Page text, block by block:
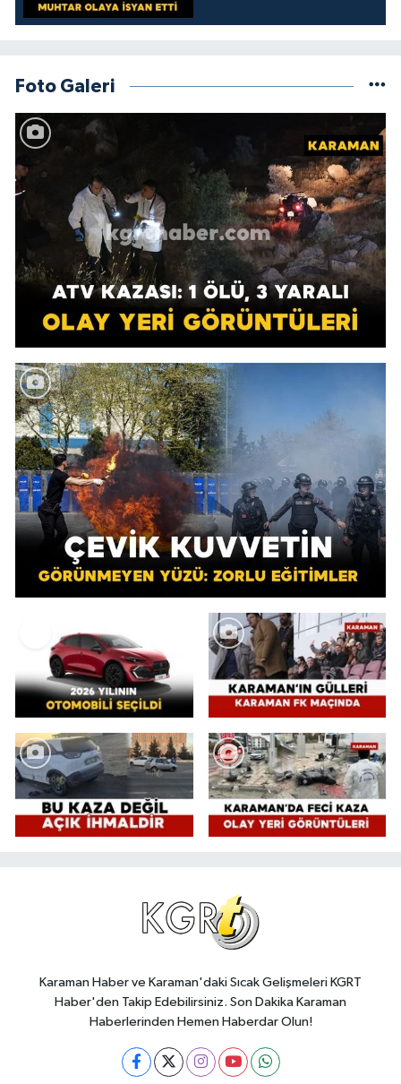
Foto Galeri
Karaman Haber ve Karaman'daki Sıcak Gelişmeleri KGRT
Haber'den Takip Edebilirsiniz. Son Dakika Karaman
Haberlerinden Hemen Haberdar Olun!